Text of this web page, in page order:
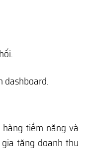
dashboard.
tiềm năng và
tăng doanh thu